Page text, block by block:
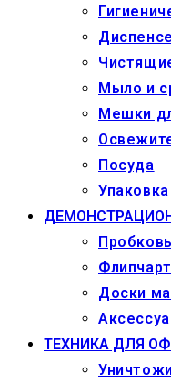
Мыло и
Мешки
Посуда
Упаковка
Доски
ТЕХНИКА ДЛЯ